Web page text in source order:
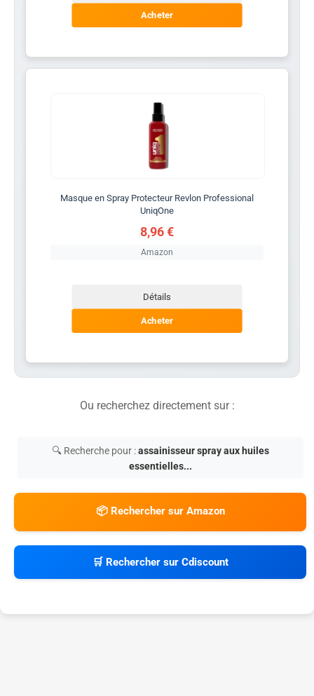
Acheter
Masque en Spray Protecteur Revlon Professional
UniqOne
8,96 €
Amazon
Détails
Acheter
Ou recherchez directement sur :
🔍 Recherche pour :assainisseur spray aux huiles
essentielles...
📦 Rechercher sur Amazon
🛒 Rechercher sur Cdiscount